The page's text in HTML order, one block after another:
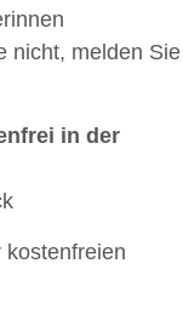
nicht, melden Sie
in der
kostenfreien